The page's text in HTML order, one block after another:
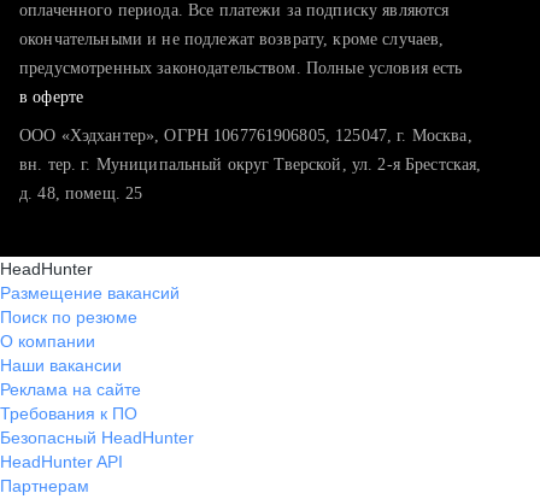
оплаченного периода. Все платежи за подписку являются
окончательными и не подлежат возврату, кроме случаев,
предусмотренных законодательством. Полные условия есть
в оферте
ООО «Хэдхантер», ОГРН 1067761906805, 125047, г. Москва,
вн. тер. г. Муниципальный округ Тверской, ул. 2-я Брестская,
д. 48, помещ. 25
HeadHunter
Размещение вакансий
Поиск по резюме
О компании
Наши вакансии
Реклама на сайте
Требования к ПО
Безопасный HeadHunter
HeadHunter API
Партнерам